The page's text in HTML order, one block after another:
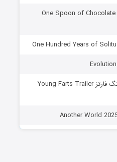
دانلود فیلم یک قاشق شکلات One Spoon of Chocolate
دانلود مستند قطعات تریلر یانگ فارتز Young Farts Trailer